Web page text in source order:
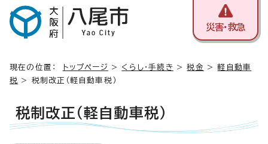
災害・救急
現在の位置： トップページ > くらし・手続き >税金 >軽自動車
税 > 税制改正（軽自動車税）
税制改正（軽自動車税）